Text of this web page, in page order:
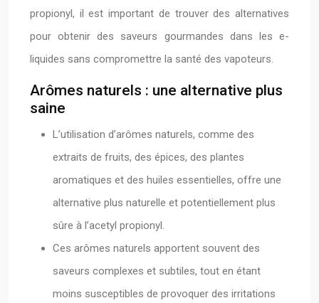
propionyl, il est important de trouver des alternatives
pour obtenir des saveurs gourmandes dans les e-
liquides sans compromettre la santé des vapoteurs.
Arômes naturels : une alternative plus
saine
L’utilisation d’arômes naturels, comme des
extraits de fruits, des épices, des plantes
aromatiques et des huiles essentielles, offre une
alternative plus naturelle et potentiellement plus
sûre à l’acetyl propionyl.
Ces arômes naturels apportent souvent des
saveurs complexes et subtiles, tout en étant
moins susceptibles de provoquer des irritations